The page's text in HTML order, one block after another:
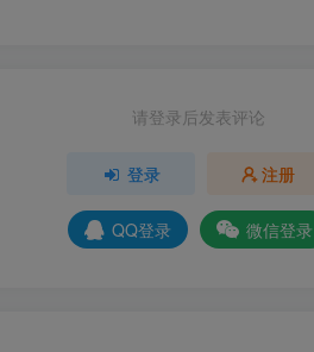
请登录后发表评论
登录 注册
QQ登录 微信登录